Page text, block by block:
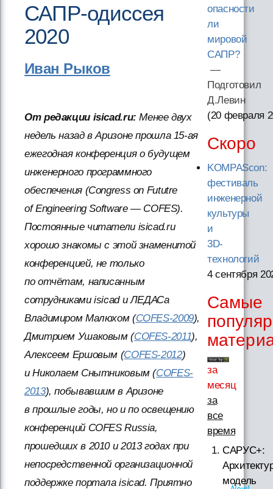
САПР-одиссея
2020
Иван Рыков
От редакции isicad.ru: Менее двух
недель назад в Аризоне прошла 15-ая
ежегодная конференция о будущем
инженерного программного
обеспечения (Congress on Fututre
of Engineering Software — COFES).
Постоянные читатели isicad.ru
хорошо знакомы с этой знаменитой
конференцией, не только
по отчётам, написанным
сотрудниками isicad и ЛЕДАСа
Владимиром Малюхом (COFES-2009),
Дмитрием Ушаковым (COFES-2011),
Алексеем Ершовым (COFES-2012)
и Николаем Снытниковым (COFES-
2013), побывавшим в Аризоне
в прошлые годы, но и по освещению
конференций COFES Russia,
прошедших в 2010 и 2013 годах при
непосредственной организационной
поддержке портала isicad. Приятно
опасности
ли
мировой
САПР?
—
Подготовил
Д.Левин
(20 февраля
Скоро
KOMPAScon:
фестиваль
инженерной
культуры
и
3D-
технологий
4 сентября
Самые
за
месяц
за
все
время
САРУС+:
модель